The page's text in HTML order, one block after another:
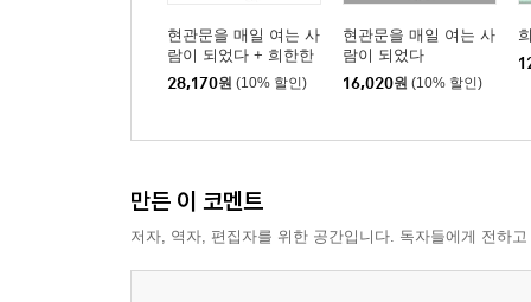
현관문을 매일 여는 사
람이 되었다 + 희한한
위로 세트
28,170원 (10% 할인)
현관문을 매일 여는 사
람이 되었다
16,020원 (10% 할인)
만든 이 코멘트
저자, 역자, 편집자를 위한 공간입니다. 독자들에게 전하